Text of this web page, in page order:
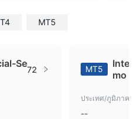
MT5
Se72 MT5
mo
ประเทศ/ภูมิภาค
--